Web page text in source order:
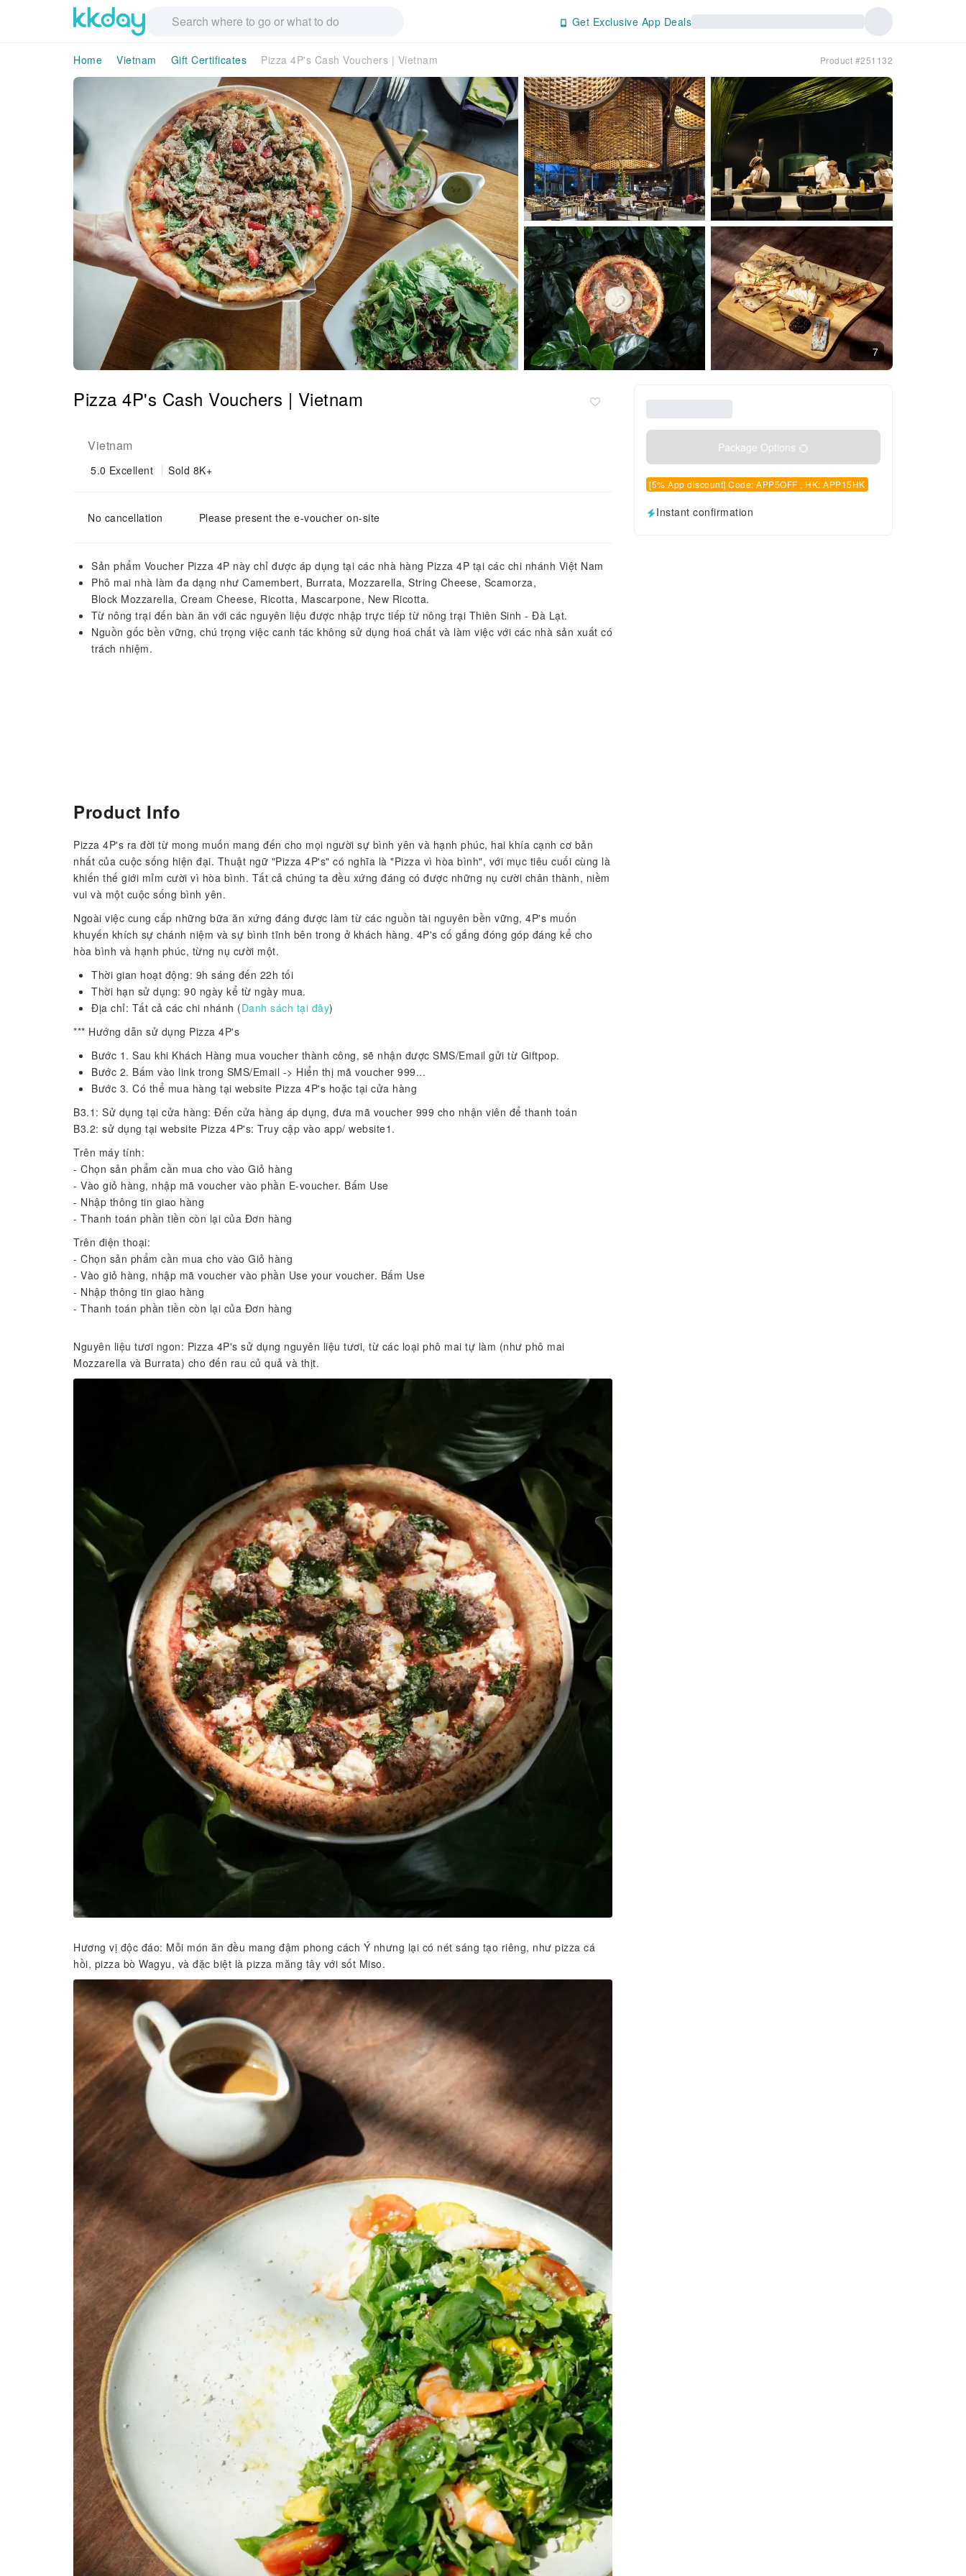
Get Exclusive App Deals
Home Vietnam Gift Certificates Pizza 4P's Cash Vouchers | Vietnam Product #251132
7
Pizza 4P's Cash Vouchers | Vietnam
Vietnam
5.0 Excellent Sold 8K+
No cancellation Please present the e-voucher on-site
Sản phẩm Voucher Pizza 4P này chỉ được áp dụng tại các nhà hàng Pizza 4P tại các chi nhánh Việt Nam
Phô mai nhà làm đa dạng như Camembert, Burrata, Mozzarella, String Cheese, Scamorza,
Block Mozzarella, Cream Cheese, Ricotta, Mascarpone, New Ricotta.
Từ nông trại đến bàn ăn với các nguyên liệu được nhập trực tiếp từ nông trại Thiên Sinh - Đà Lạt.
Nguồn gốc bền vững, chú trọng việc canh tác không sử dụng hoá chất và làm việc với các nhà sản xuất có
trách nhiệm.
Package Options
[5% App discount] Code: APP5OFF , HK: APP15HK
Instant confirmation
Product Info
Pizza 4P's ra đời từ mong muốn mang đến cho mọi người sự bình yên và hạnh phúc, hai khía cạnh cơ bản
nhất của cuộc sống hiện đại. Thuật ngữ "Pizza 4P's" có nghĩa là "Pizza vì hòa bình", với mục tiêu cuối cùng là
khiến thế giới mỉm cười vì hòa bình. Tất cả chúng ta đều xứng đáng có được những nụ cười chân thành, niềm
vui và một cuộc sống bình yên.
Ngoài việc cung cấp những bữa ăn xứng đáng được làm từ các nguồn tài nguyên bền vững, 4P's muốn
khuyến khích sự chánh niệm và sự bình tĩnh bên trong ở khách hàng. 4P's cố gắng đóng góp đáng kể cho
hòa bình và hạnh phúc, từng nụ cười một.
Thời gian hoạt động: 9h sáng đến 22h tối
Thời hạn sử dụng: 90 ngày kể từ ngày mua.
Địa chỉ: Tất cả các chi nhánh (Danh sách tại đây)
*** Hướng dẫn sử dụng Pizza 4P's
Bước 1. Sau khi Khách Hàng mua voucher thành công, sẽ nhận được SMS/Email gửi từ Giftpop.
Bước 2. Bấm vào link trong SMS/Email -> Hiển thị mã voucher 999...
Bước 3. Có thể mua hàng tại website Pizza 4P's hoặc tại cửa hàng
B3.1: Sử dụng tại cửa hàng: Đến cửa hàng áp dụng, đưa mã voucher 999 cho nhận viên để thanh toán
B3.2: sử dụng tại website Pizza 4P's: Truy cập vào app/ website1.
Trên máy tính:
- Chọn sản phẩm cần mua cho vào Giỏ hàng
- Vào giỏ hàng, nhập mã voucher vào phần E-voucher. Bấm Use
- Nhập thông tin giao hàng
- Thanh toán phần tiền còn lại của Đơn hàng
Trên điện thoại:
- Chọn sản phẩm cần mua cho vào Giỏ hàng
- Vào giỏ hàng, nhập mã voucher vào phần Use your voucher. Bấm Use
- Nhập thông tin giao hàng
- Thanh toán phần tiền còn lại của Đơn hàng
Nguyên liệu tươi ngon: Pizza 4P's sử dụng nguyên liệu tươi, từ các loại phô mai tự làm (như phô mai
Mozzarella và Burrata) cho đến rau củ quả và thịt.
Hương vị độc đáo: Mỗi món ăn đều mang đậm phong cách Ý nhưng lại có nét sáng tạo riêng, như pizza cá
hồi, pizza bò Wagyu, và đặc biệt là pizza măng tây với sốt Miso.